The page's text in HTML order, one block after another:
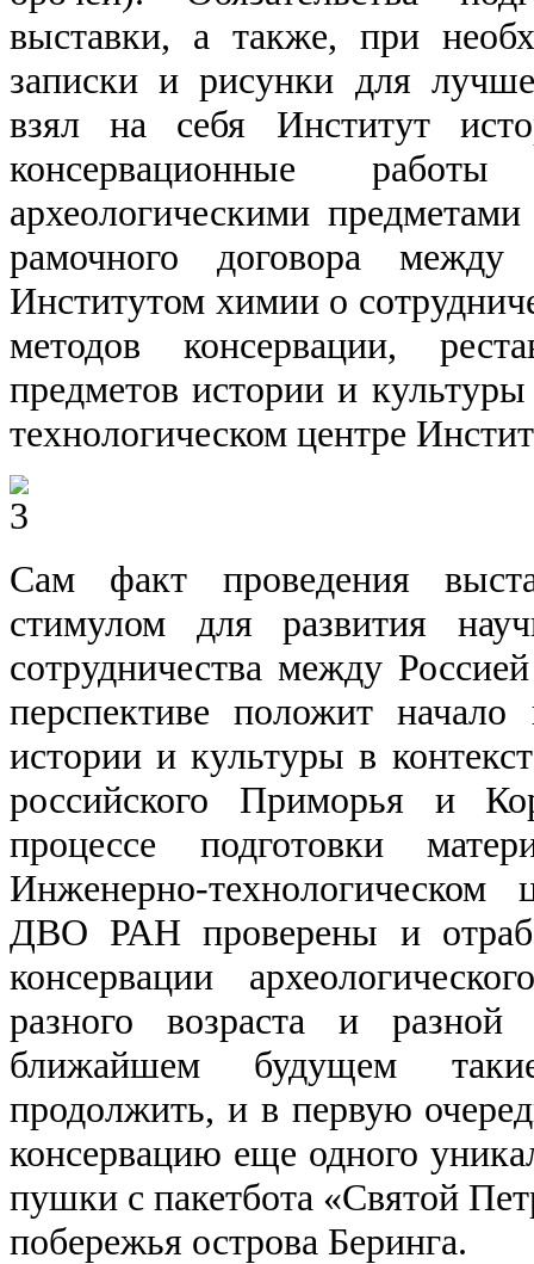
выставки, а также, при
записки и рисунки для
взял на себя Институт
консервационные
археологическими
рамочного договора
Институтом химии о
методов консервации,
предметов истории и
технологическом центре
Сам факт проведения
стимулом для развития
сотрудничества между
перспективе положит начало
истории и культуры в
российского Приморья и
процессе подготовки
Инженерно-
ДВО РАН проверены и
консервации
разного возраста и
ближайшем будущем
продолжить, и в первую
консервацию еще одного
пушки с пакетбота «Святой
побережья острова Беринга.